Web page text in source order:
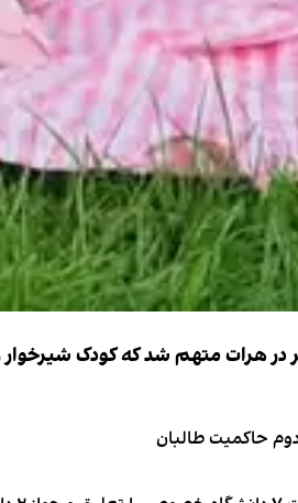
در هرات متهم شد که کودک شیرخوار
دوم حاکمیت طالبان